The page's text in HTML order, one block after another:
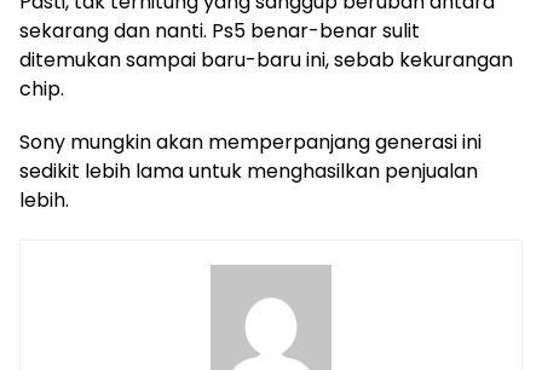
sekarang dan nanti. Ps5 benar-benar sulit
ditemukan sampai baru-baru ini, sebab kekurangan
chip.
Sony mungkin akan memperpanjang generasi ini
sedikit lebih lama untuk menghasilkan penjualan
lebih.